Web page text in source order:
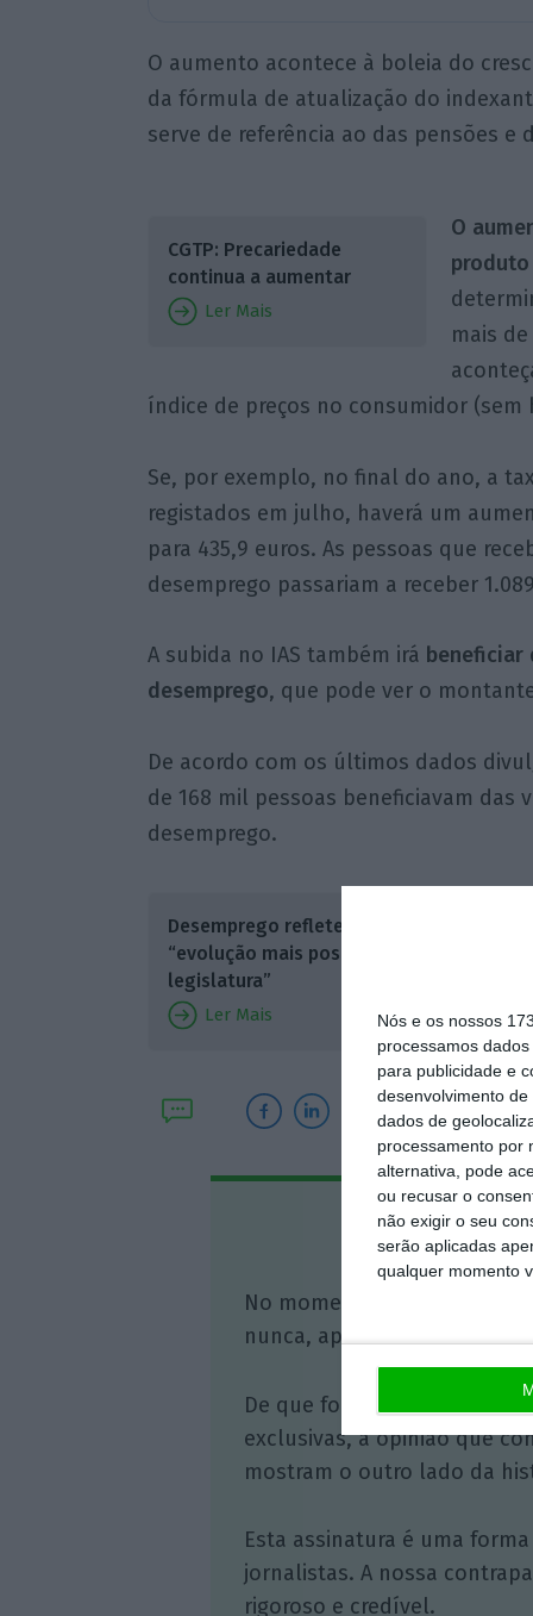
Nós e os nossos
processamos
para publicidade e
desenvolvimento de
dados de
processamento por
alternativa, pode
ou recusar o
não exigir o seu
serão aplicadas
qualquer momento
O aumento acontece à boleia do
da fórmula de atualização do
serve de referência ao das pensões e
CGTP: Precariedade
continua a aumentar
Ler Mais
O
mais
índice de preços no consumidor (sem
Se, por exemplo, no final do ano, a
registados em julho, haverá um
para 435,9 euros. As pessoas que
desemprego passariam a receber
A subida no IAS também irá beneficiar
desemprego, que pode ver o
De acordo com os últimos dados
de 168 mil pessoas beneficiavam das
desemprego.
Desemprego reflete
“evolução mais positiva da
legislatura”
Ler Mais
Assine o
No momento em que a
nunca, apoie o jornalismo
De que forma? Assine o
exclusivas, à opinião que
mostram o outro lado da
Esta assinatura é uma
jornalistas. A nossa
rigoroso e credível.